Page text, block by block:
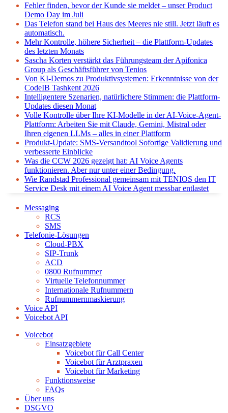
Fehler finden, bevor der Kunde sie meldet – unser Product
Demo Day im Juli
Das Telefon stand bei Haus des Meeres nie still. Jetzt läuft es
automatisch.
Mehr Kontrolle, höhere Sicherheit – die Plattform-Updates
des letzten Monats
Sascha Korten verstärkt das Führungsteam der Apifonica
Group als Geschäftsführer von Tenios
Von KI-Demos zu Produktivsystemen: Erkenntnisse von der
CodeIB Tashkent 2026
Intelligentere Szenarien, natürlichere Stimmen: die Plattform-
Updates diesen Monat
Volle Kontrolle über Ihre KI-Modelle in der AI-Voice-Agent-
Plattform: Arbeiten Sie mit Claude, Gemini, Mistral oder
Ihren eigenen LLMs – alles in einer Plattform
Produkt-Update: SMS-Versandtool Sofortige Validierung und
verbesserte Einblicke
Was die CCW 2026 gezeigt hat: AI Voice Agents
funktionieren. Aber nur unter einer Bedingung.
Wie Randstad Professional gemeinsam mit TENIOS den IT
Service Desk mit einem AI Voice Agent messbar entlastet
Messaging
RCS
SMS
Telefonie-Lösungen
Cloud-PBX
SIP-Trunk
ACD
0800 Rufnummer
Virtuelle Telefonnummer
Internationale Rufnummern
Rufnummernmaskierung
Voice API
Voicebot API
Voicebot
Einsatzgebiete
Voicebot für Call Center
Voicebot für Arztpraxen
Voicebot für Marketing
Funktionsweise
FAQs
Über uns
DSGVO